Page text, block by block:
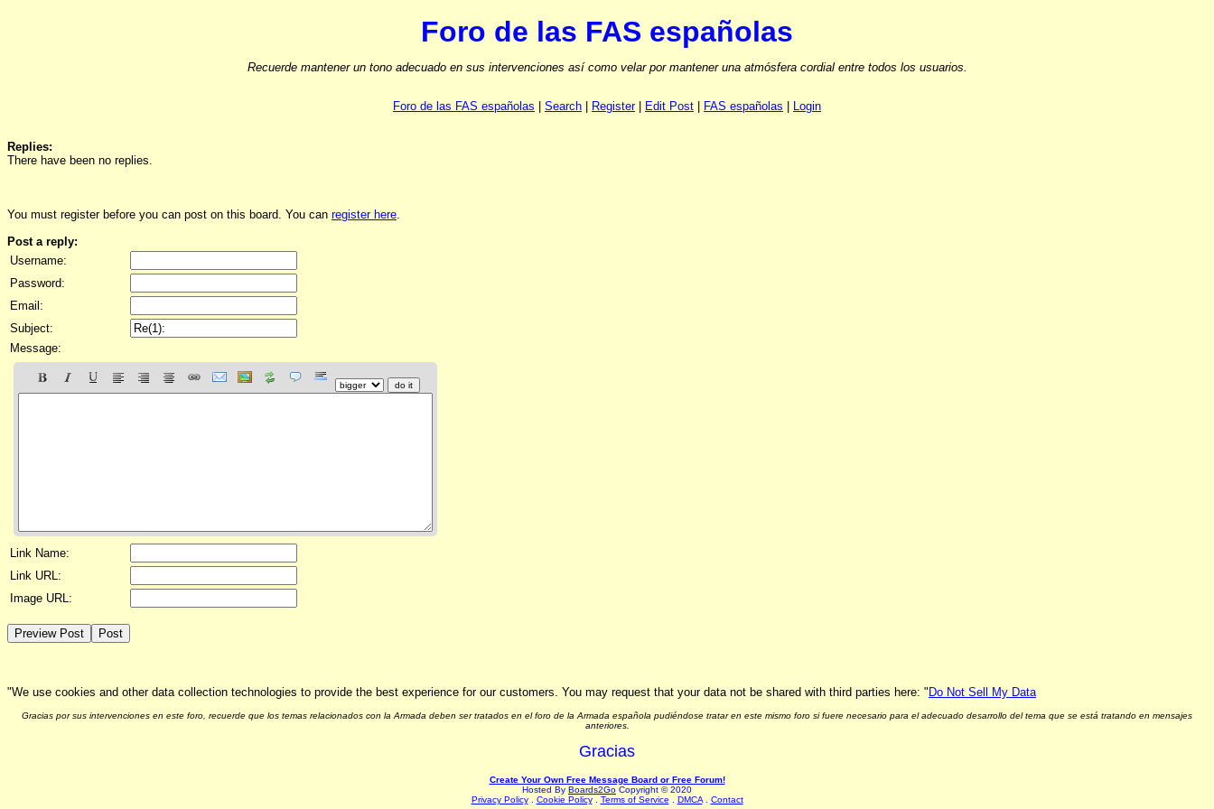
Foro de las FAS españolas
Recuerde mantener un tono adecuado en sus intervenciones así como velar por mantener una atmósfera cordial entre todos los usuarios.
Foro de las FAS españolas Search Register| Edit Post FAS españolas Login
Replies:
There have been no replies.
You must register before you can post on this board. You can register here.
Post a reply:
Username:
Password:
Email:
Subject:
Message:
Link Name:
Link URL:
Image URL:
"We use cookies and other data collection technologies to provide the best experience for our customers. You may request that your data not be shared with third parties here: " Do Not Sell My Data
Gracias por sus intervenciones en este foro, recuerde que los temas relacionados con la Armada deben ser tratados en el foro de la Armada española pudiéndose tratar en este mismo foro si fuere necesario para el adecuado desarrollo del tema que se está tratando en mensajes
anteriores.
Gracias
Create Your Own Free Message Board or Free Forum!
Hosted By Boards2Go Copyright © 2020
Privacy Policy. Cookie Policy. Terms of Service DMCA. Contact